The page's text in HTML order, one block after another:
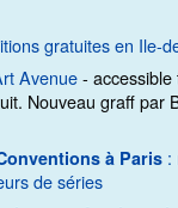
gratuites en Ile-
Avenue- accessible
Nouveau graff par
à Paris :
de séries